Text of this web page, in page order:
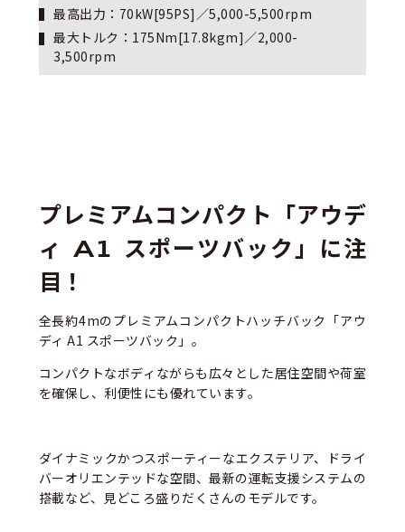
最高出力：70kW[95PS]／5,000-5,500rpm
最大トルク：175Nm[17.8kgm]／2,000-
3,500rpm
プレミアムコンパクト「アウデ
ィ A1 スポーツバック」に注
目！
全長約4mのプレミアムコンパクトハッチバック「アウ
ディ A1 スポーツバック」。
コンパクトなボディながらも広々とした居住空間や荷室
を確保し、利便性にも優れています。
ダイナミックかつスポーティーなエクステリア、ドライ
バーオリエンテッドな空間、最新の運転支援システムの
搭載など、見どころ盛りだくさんのモデルです。